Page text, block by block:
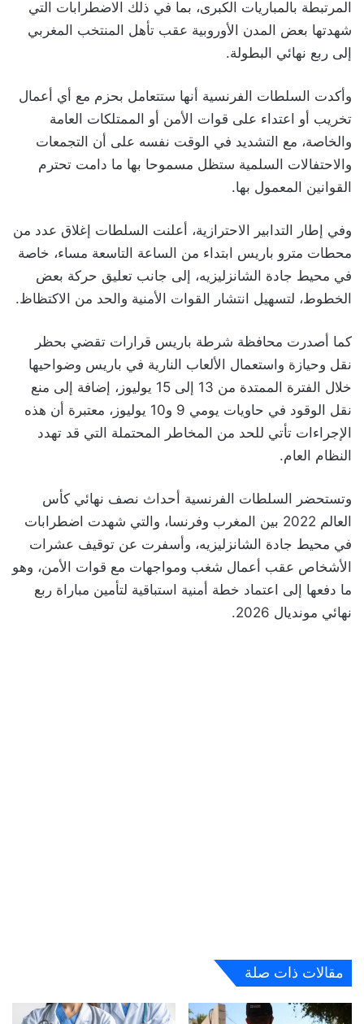
المرتبطة بالمباريات الكبرى، بما في ذلك الاضطرابات التي
شهدتها بعض المدن الأوروبية عقب تأهل المنتخب المغربي
إلى ربع نهائي البطولة.
وأكدت السلطات الفرنسية أنها ستتعامل بحزم مع أي أعمال
تخريب أو اعتداء على قوات الأمن أو الممتلكات العامة
والخاصة، مع التشديد في الوقت نفسه على أن التجمعات
والاحتفالات السلمية ستظل مسموحا بها ما دامت تحترم
القوانين المعمول بها.
وفي إطار التدابير الاحترازية، أعلنت السلطات إغلاق عدد من
محطات مترو باريس ابتداء من الساعة التاسعة مساء، خاصة
في محيط جادة الشانزليزيه، إلى جانب تعليق حركة بعض
الخطوط، لتسهيل انتشار القوات الأمنية والحد من الاكتظاظ.
كما أصدرت محافظة شرطة باريس قرارات تقضي بحظر
نقل وحيازة واستعمال الألعاب النارية في باريس وضواحيها
خلال الفترة الممتدة من 13 إلى 15 يوليوز، إضافة إلى منع
نقل الوقود في حاويات يومي 9 و10 يوليوز، معتبرة أن هذه
الإجراءات تأتي للحد من المخاطر المحتملة التي قد تهدد
النظام العام.
وتستحضر السلطات الفرنسية أحداث نصف نهائي كأس
العالم 2022 بين المغرب وفرنسا، والتي شهدت اضطرابات
في محيط جادة الشانزليزيه، وأسفرت عن توقيف عشرات
الأشخاص عقب أعمال شغب ومواجهات مع قوات الأمن، وهو
ما دفعها إلى اعتماد خطة أمنية استباقية لتأمين مباراة ربع
نهائي مونديال 2026.
مقالات ذات صلة